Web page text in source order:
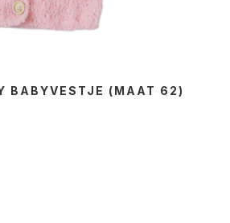
BABYVESTJE (MAAT 62)